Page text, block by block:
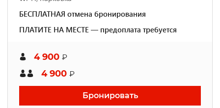
БЕСПЛАТНАЯ отмена бронирования
ПЛАТИТЕ НА МЕСТЕ — предоплата требуется
4 900 ₽
4 900 ₽
Бронировать